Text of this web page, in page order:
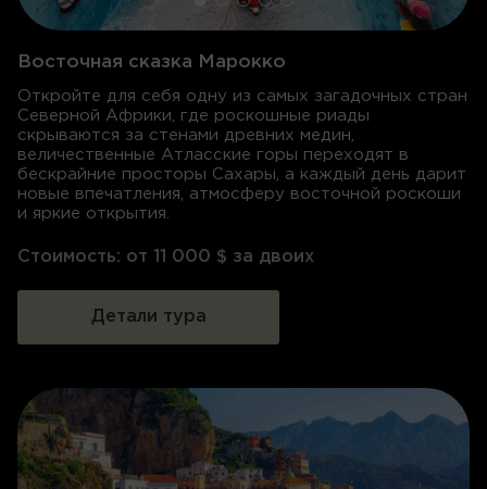
Восточная сказка Марокко
Откройте для себя одну из самых загадочных стран
Северной Африки, где роскошные риады
скрываются за стенами древних медин,
величественные Атласские горы переходят в
бескрайние просторы Сахары, а каждый день дарит
новые впечатления, атмосферу восточной роскоши
и яркие открытия.
Стоимость: от 11 000 $ за двоих
Детали тура